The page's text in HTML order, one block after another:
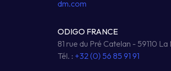
dm.com
ODIGO FRANCE
81 rue du Pré Catelan - 59110
Tél. : +32 (0) 56 85 91 91